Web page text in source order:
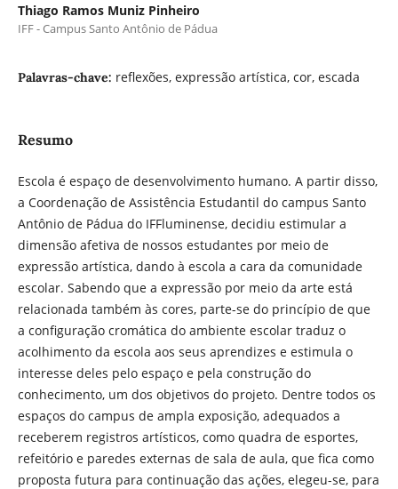
Thiago Ramos Muniz Pinheiro
IFF - Campus Santo Antônio de Pádua
Palavras-chave: reflexões, expressão artística, cor, escada
Resumo
Escola é espaço de desenvolvimento humano. A partir disso,
a Coordenação de Assistência Estudantil do campus Santo
Antônio de Pádua do IFFluminense, decidiu estimular a
dimensão afetiva de nossos estudantes por meio de
expressão artística, dando à escola a cara da comunidade
escolar. Sabendo que a expressão por meio da arte está
relacionada também às cores, parte-se do princípio de que
a configuração cromática do ambiente escolar traduz o
acolhimento da escola aos seus aprendizes e estimula o
interesse deles pelo espaço e pela construção do
conhecimento, um dos objetivos do projeto. Dentre todos os
espaços do campus de ampla exposição, adequados a
receberem registros artísticos, como quadra de esportes,
refeitório e paredes externas de sala de aula, que fica como
proposta futura para continuação das ações, elegeu-se, para